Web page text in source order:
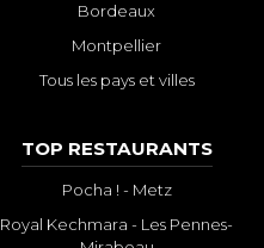
Bordeaux
Montpellier
Tous les pays et villes
TOP RESTAURANTS
Pocha ! - Metz
Royal Kechmara - Les Pennes-